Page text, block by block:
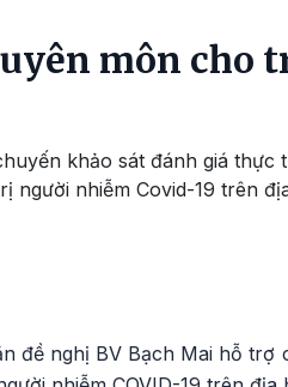
môn cho
khảo sát đánh giá thực
người nhiễm Covid-19 trên
đề nghị BV Bạch Mai hỗ trợ